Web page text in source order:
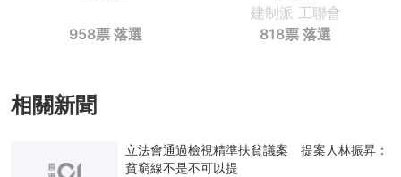
958票 落選
建制派 工聯會
818票 落選
相關新聞
立法會通過檢視精準扶貧議案 提案人林振昇：
貧窮線不是不可以提